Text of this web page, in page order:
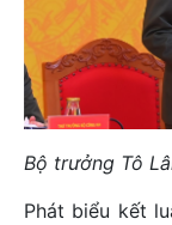
Bộ trưởng Tô
Phát biểu kết